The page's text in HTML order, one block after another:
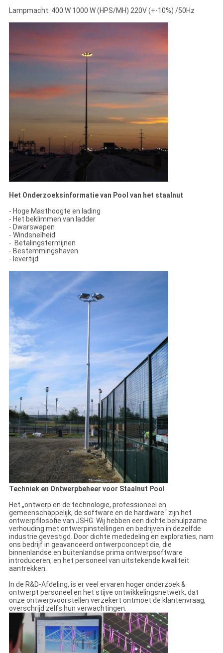
Lampmacht: 400 W 1000 W (HPS/MH) 220V (+-10%) /50Hz
Het Onderzoeksinformatie van Pool van het staalnut
- Hoge Masthoogte en lading
- Het beklimmen van ladder
- Dwarswapen
- Windsnelheid
- Betalingstermijnen
- Bestemmingshaven
- levertijd
Techniek en Ontwerpbeheer voor Staalnut Pool
Het „ontwerp en de technologie, professioneel en
gemeenschappelijk, de software en de hardware“ zijn het
ontwerpfilosofie van JSHG. Wij hebben een dichte behulpzame
verhouding met ontwerpinstellingen en bedrijven in dezelfde
industrie gevestigd. Door dichte mededeling en exploraties, nam
ons bedrijf in geavanceerd ontwerpconcept die, die
binnenlandse en buitenlandse prima ontwerpsoftware
introduceren, en het personeel van uitstekende kwaliteit
aantrekken.
In de R&D-Afdeling, is er veel ervaren hoger onderzoek &
ontwerpt personeel en het stijve ontwikkelingsnetwerk, dat
onze ontwerpvoorstellen verzekert ontmoet de klantenvraag,
overschrijd zelfs hun verwachtingen.